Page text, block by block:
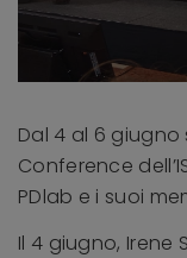
Dal 4 al 6 giugno
Conference
PDlab e i suoi
Il 4 giugno,